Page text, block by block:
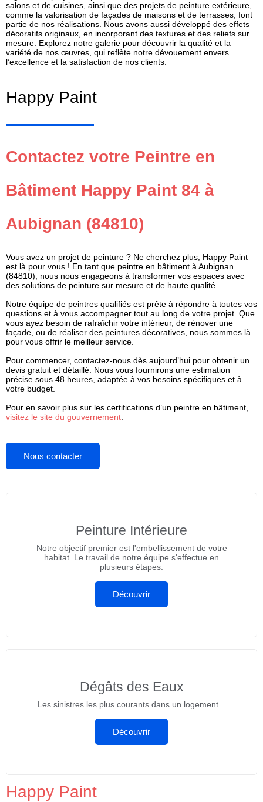
salons et de cuisines, ainsi que des projets de peinture extérieure,
comme la valorisation de façades de maisons et de terrasses, font
partie de nos réalisations. Nous avons aussi développé des effets
décoratifs originaux, en incorporant des textures et des reliefs sur
mesure. Explorez notre galerie pour découvrir la qualité et la
variété de nos œuvres, qui reflète notre dévouement envers
l’excellence et la satisfaction de nos clients.
Happy Paint
Contactez votre Peintre en
Bâtiment Happy Paint 84 à
Aubignan (84810)
Vous avez un projet de peinture ? Ne cherchez plus, Happy Paint
est là pour vous ! En tant que peintre en bâtiment à Aubignan
(84810), nous nous engageons à transformer vos espaces avec
des solutions de peinture sur mesure et de haute qualité.
Notre équipe de peintres qualifiés est prête à répondre à toutes vos
questions et à vous accompagner tout au long de votre projet. Que
vous ayez besoin de rafraîchir votre intérieur, de rénover une
façade, ou de réaliser des peintures décoratives, nous sommes là
pour vous offrir le meilleur service.
Pour commencer, contactez-nous dès aujourd’hui pour obtenir un
devis gratuit et détaillé. Nous vous fournirons une estimation
précise sous 48 heures, adaptée à vos besoins spécifiques et à
votre budget.
Pour en savoir plus sur les certifications d’un peintre en bâtiment,
visitez le site du gouvernement.
Nous contacter
Peinture Intérieure
Notre objectif premier est l'embellissement de votre
habitat. Le travail de notre équipe s'effectue en
plusieurs étapes.
Découvrir
Dégâts des Eaux
Les sinistres les plus courants dans un logement...
Découvrir
Happy Paint